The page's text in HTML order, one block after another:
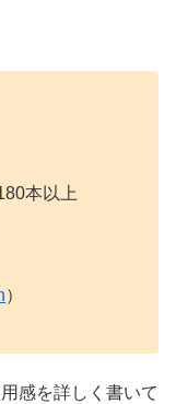
本以上
）
感を詳しく書いて